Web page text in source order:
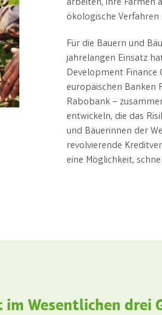
arbeiten, ihre Farmen
ökologische Verfahren
Für die Bauern und
jahrelangen Einsatz
Development Finance
europäischen Banken
Rabobank –
entwickeln, die das
und Bäuerinnen der
revolvierende
eine Möglichkeit,
Wesentlichen drei